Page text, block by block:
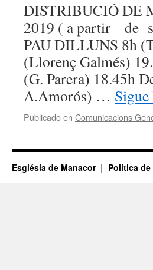
DISTRIBUCIÓ DE
2019 ( a partir de
PAU DILLUNS 8h
(Llorenç Galmés)
(G. Parera) 18.45h
A.Amorós) …
Publicado en Comunicacions
Església de Manacor Política